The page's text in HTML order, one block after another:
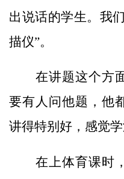
出说话的学生。我
描仪”。
在讲题这个方面
要有人问他题，他
讲得特别好，感觉
在上体育课时，